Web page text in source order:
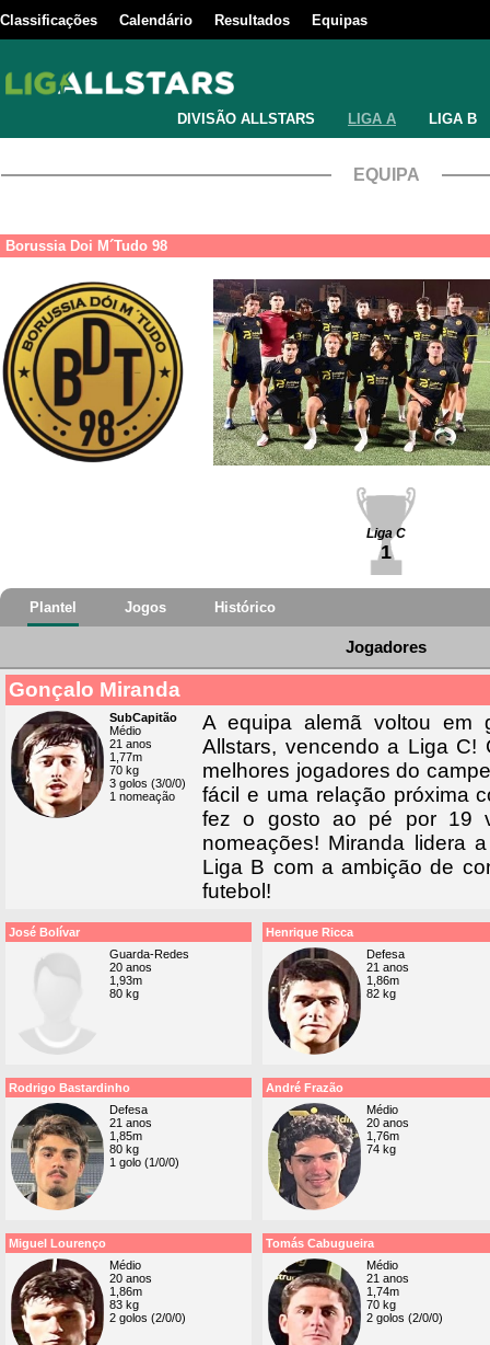
Classificações Calendário Resultados Equipas
DIVISÃO ALLSTARS LIGA A LIGA B
EQUIPA
Borussia Doi M´Tudo 98
Liga C
1
Plantel Jogos Histórico
Jogadores
Gonçalo Miranda
SubCapitão
Médio
21 anos
1,77m
70 kg
3 golos (3/0/0)
1 nomeação
A equipa alemã voltou em
Allstars, vencendo a Liga C!
melhores jogadores do
fácil e uma relação próxima
fez o gosto ao pé por 19
nomeações! Miranda lidera
Liga B com a ambição de
futebol!
José Bolívar
Guarda-Redes
20 anos
1,93m
80 kg
Henrique Ricca
Defesa
21 anos
1,86m
82 kg
Rodrigo Bastardinho
Defesa
21 anos
1,85m
80 kg
1 golo (1/0/0)
André Frazão
Médio
20 anos
1,76m
74 kg
Miguel Lourenço
Médio
20 anos
1,86m
83 kg
2 golos (2/0/0)
Tomás Cabugueira
Médio
21 anos
1,74m
70 kg
2 golos (2/0/0)